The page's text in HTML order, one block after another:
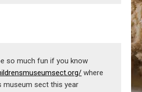
where
museum sect this year